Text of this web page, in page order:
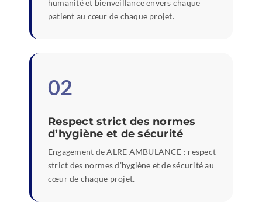
humanité et bienveillance envers chaque
patient au cœur de chaque projet.
02
Respect strict des normes
d’hygiène et de sécurité
Engagement de ALRE AMBULANCE : respect
strict des normes d’hygiène et de sécurité au
cœur de chaque projet.